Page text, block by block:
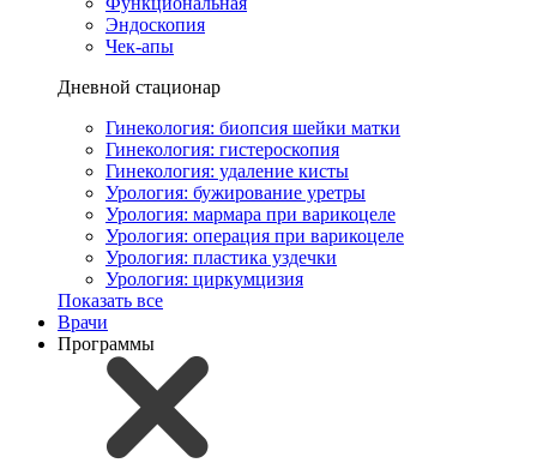
Эндоскопия
Чек-апы
Дневной стационар
Гинекология: биопсия шейки матки
Гинекология: гистероскопия
Гинекология: удаление кисты
Урология: бужирование уретры
Урология: мармара при варикоцеле
Урология: операция при варикоцеле
Урология: пластика уздечки
Урология: циркумцизия
Показать все
Врачи
Программы